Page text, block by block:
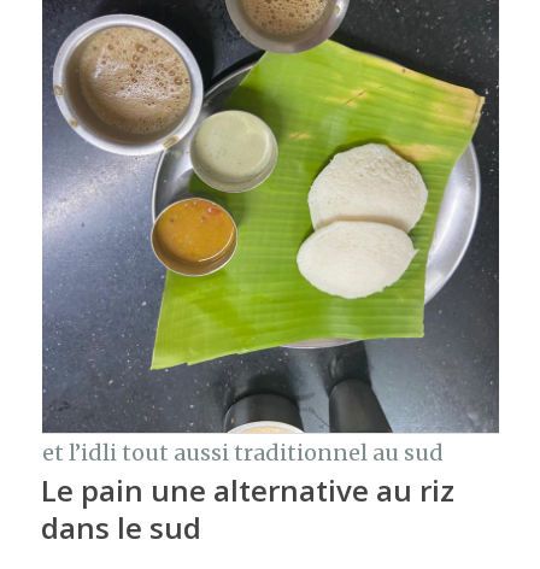
et l’idli tout aussi traditionnel au sud
Le pain une alternative au riz
dans le sud